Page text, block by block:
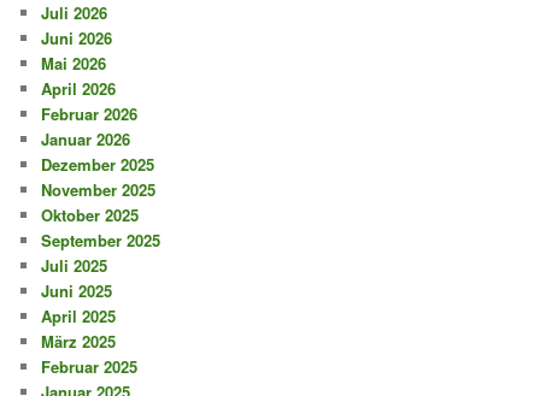
Juli 2026
Juni 2026
Mai 2026
April 2026
Februar 2026
Januar 2026
Dezember 2025
November 2025
Oktober 2025
September 2025
Juli 2025
Juni 2025
April 2025
März 2025
Februar 2025